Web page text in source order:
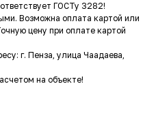
ГОСТу 3282!
Возможна оплата картой или
цену при оплате картой
г. Пенза, улица Чаадаева,
на объекте!